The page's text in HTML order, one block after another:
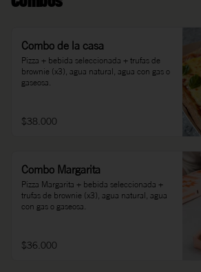
Combo de la casa
Pizza + bebida seleccionada + trufas de
brownie (x3), agua natural, agua con gas o
gaseosa.
$38.000
Combo Margarita
Pizza Margarita + bebida seleccionada +
trufas de brownie (x3), agua natural, agua
con gas o gaseosa.
$36.000